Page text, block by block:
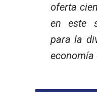
oferta
en este
para la
economía